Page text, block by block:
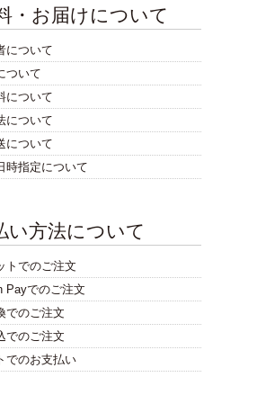
・お届けについて
について
ついて
について
について
について
時指定について
い方法について
トでのご注文
Payでのご注文
でのご注文
でのご注文
でのお支払い